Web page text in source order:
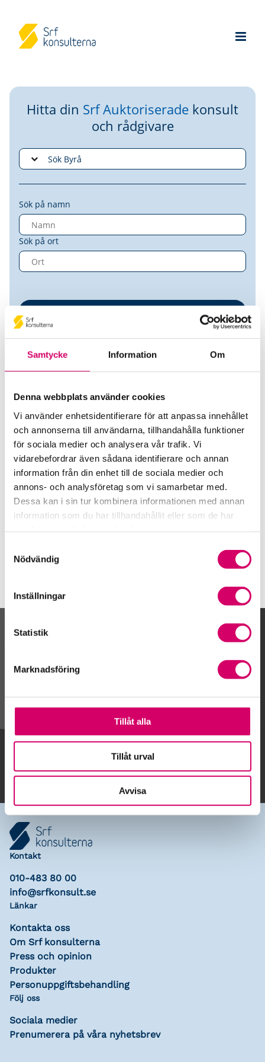
Samtycke Information Om
Denna webbplats använder cookies
Vi använder enhetsidentifierare för att anpassa innehållet
och annonserna till användarna, tillhandahålla funktioner
för sociala medier och analysera vår trafik. Vi
vidarebefordrar även sådana identifierare och annan
information från din enhet till de sociala medier och
annons- och analysföretag som vi samarbetar med.
Dessa kan i sin tur kombinera informationen med annan
information som du har tillhandahållit eller som de har
Nödvändig
Inställningar
Statistik
Marknadsföring
Tillåt alla
Tillåt urval
Avvisa
Hitta din Srf Auktoriserade konsult
och rådgivare
Sök på namn
Sök på ort
Fokus 1 Ekonomi AB
Srf Auktoriserade konsulter
Ylva Erikson Lind
Auktoriserad Redovisningskonsult
Skicka e-post
072-711 27 77
Väddö
Kalendarium
Gå till kalendariet
Lägg till i kalender
Kontakt
010-483 80 00
info@srfkonsult.se
Länkar
Kontakta oss
Om Srf konsulterna
Press och opinion
Produkter
Personuppgiftsbehandling
Följ oss
Sociala medier
Prenumerera på våra nyhetsbrev